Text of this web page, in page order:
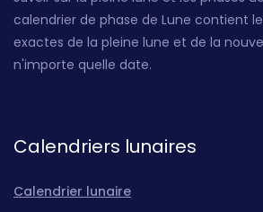
calendrier de phase de Lune contient
exactes de la pleine lune et de la
n'importe quelle date.
Calendriers lunaires
Calendrier lunaire